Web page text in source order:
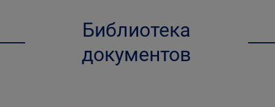
Библиотека
документов